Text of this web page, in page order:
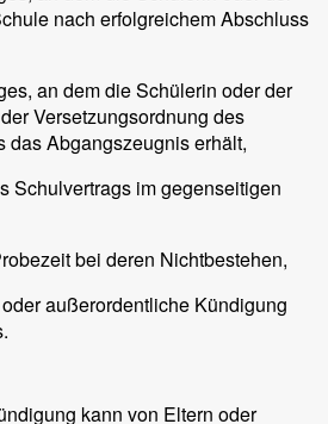
nach erfolgreichem Abschluss
an dem die Schülerin oder der
Versetzungsordnung des
das Abgangszeugnis erhält,
Schulvertrags im gegenseitigen
bei deren Nichtbestehen,
außerordentliche Kündigung
kann von Eltern oder